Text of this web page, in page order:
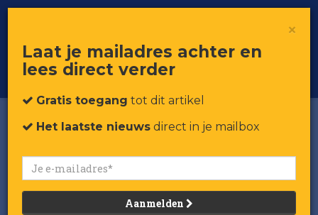
Voor professionals in retail & brands
Toggle
×
Laat je mailadres achter en
lees direct verder
Gratis toegang tot dit artikel
Het laatste nieuws direct in je mailbox
Aanmelden